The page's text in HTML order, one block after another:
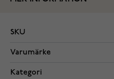
SKU
Varumärke
Kategori